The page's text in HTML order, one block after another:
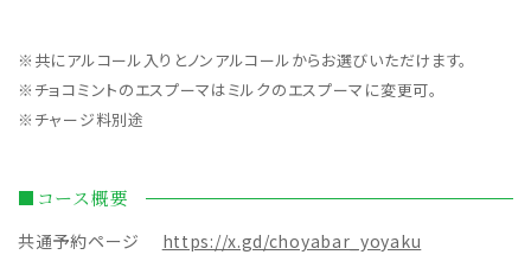
※共にアルコール入りとノンアルコールからお選びいただけます。
※チョコミントのエスプーマはミルクのエスプーマに変更可。
※チャージ料別途
■コース概要
共通予約ページ https://x.gd/choyabar_yoyaku